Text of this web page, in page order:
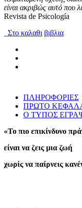
είναι ακριβώς αυτό που
Revista de Psicología
Στο καλαθι βιβλια
ΠΛΗΡΟΦΟΡΙΕΣ
ΠΡΩΤΟ
Ο ΤΥΠΟΣ
«Το πιο επικίνδυνο
είναι να ζεις μια ζωή
χωρίς να παίρνεις